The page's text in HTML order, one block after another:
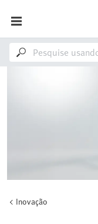
Inovação